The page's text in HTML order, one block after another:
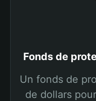
Fonds de
Un fonds de
de dollars